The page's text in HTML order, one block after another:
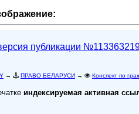
публикации
→ ПРАВО БЕЛАРУСИ → Конспект по
индексируемая активная